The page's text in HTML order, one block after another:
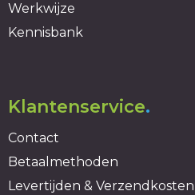
Werkwijze
Kennisbank
Klantenservice.
Contact
Betaalmethoden
Levertijden & Verzendkosten